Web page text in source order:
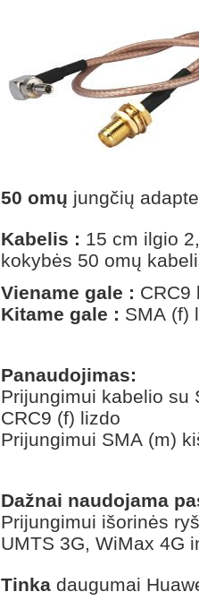
50 omų jungčių
Kabelis : 15 cm ilgio
kokybės 50 omų
Viename gale : CRC9
Kitame gale : SMA (f)
Panaudojimas:
Prijungimui kabelio su
CRC9 (f) lizdo
Prijungimui SMA (m)
Dažnai naudojama
Prijungimui išorinės
UMTS 3G, WiMax 4G
Tinka daugumai